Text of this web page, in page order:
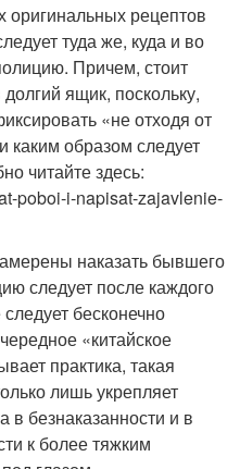
оригинальных рецептов
туда же, куда и во
Причем, стоит
ящик, поскольку,
«не отходя от
каким образом следует
читайте здесь:
poboi-i-napisat-zajavlenie-
наказать бывшего
следует после каждого
бесконечно
«китайское
практика, такая
лишь укрепляет
в безнаказанности и в
к более тяжким